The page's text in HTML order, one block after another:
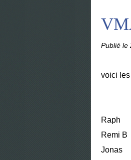
Publié le
voici
Remi